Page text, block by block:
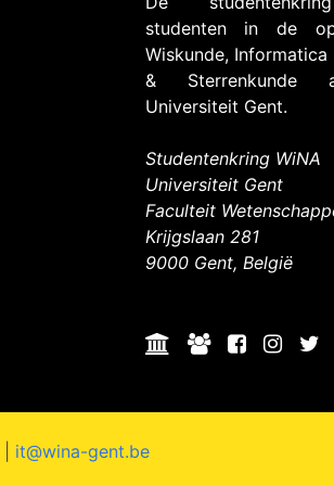
studenten in de
Wiskunde, Informatica
& Sterrenkunde
Universiteit Gent.
Studentenkring WiNA
Universiteit Gent
Faculteit
Krijgslaan 281
9000 Gent, België
it@wina-gent.be